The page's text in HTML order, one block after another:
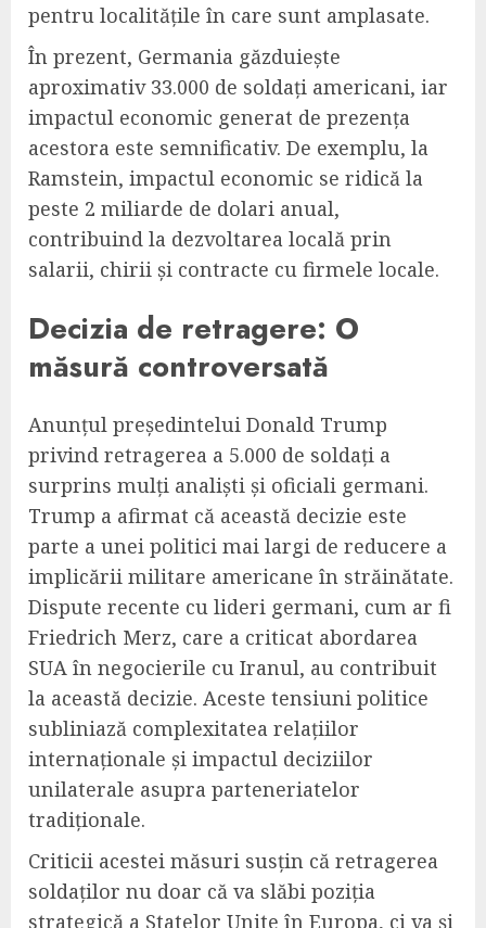
pentru localitățile în care sunt amplasate.
În prezent, Germania găzduiește
aproximativ 33.000 de soldați americani, iar
impactul economic generat de prezența
acestora este semnificativ. De exemplu, la
Ramstein, impactul economic se ridică la
peste 2 miliarde de dolari anual,
contribuind la dezvoltarea locală prin
salarii, chirii și contracte cu firmele locale.
Decizia de retragere: O
măsură controversată
Anunțul președintelui Donald Trump
privind retragerea a 5.000 de soldați a
surprins mulți analiști și oficiali germani.
Trump a afirmat că această decizie este
parte a unei politici mai largi de reducere a
implicării militare americane în străinătate.
Dispute recente cu lideri germani, cum ar fi
Friedrich Merz, care a criticat abordarea
SUA în negocierile cu Iranul, au contribuit
la această decizie. Aceste tensiuni politice
subliniază complexitatea relațiilor
internaționale și impactul deciziilor
unilaterale asupra parteneriatelor
tradiționale.
Criticii acestei măsuri susțin că retragerea
soldaților nu doar că va slăbi poziția
strategică a Statelor Unite în Europa, ci va și